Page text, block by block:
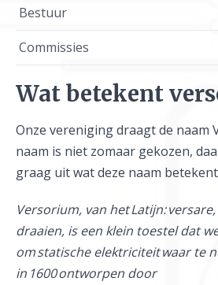
Bestuur
Commissies
Wat betekent
Onze vereniging draagt de naam
naam is niet zomaar gekozen,
graag uit wat deze naam
Versorium, van het Latijn:
draaien, is een klein toestel dat
om statische elektriciteit waar te
in 1600 ontworpen door